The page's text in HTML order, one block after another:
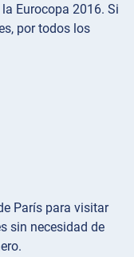
Eurocopa 2016. Si
por todos los
París para visitar
sin necesidad de